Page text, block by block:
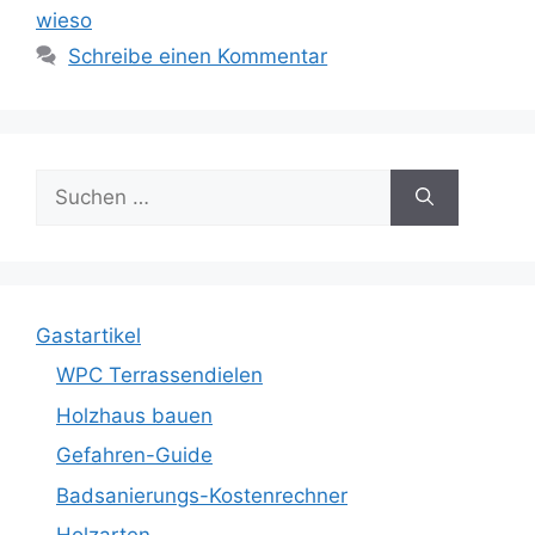
wieso
Schreibe einen Kommentar
nach:
Gastartikel
WPC Terrassendielen
Holzhaus bauen
Gefahren-Guide
Badsanierungs-Kostenrechner